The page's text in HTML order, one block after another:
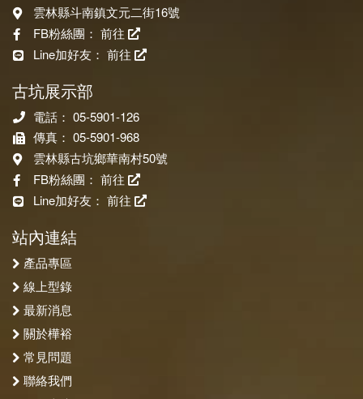
雲林縣斗南鎮文元二街16號
FB粉絲團： 前往
Line加好友： 前往
古坑展示部
電話： 05-5901-126
傳真： 05-5901-968
雲林縣古坑鄉華南村50號
FB粉絲團： 前往
Line加好友： 前往
站內連結
產品專區
線上型錄
最新消息
關於樺裕
常見問題
聯絡我們